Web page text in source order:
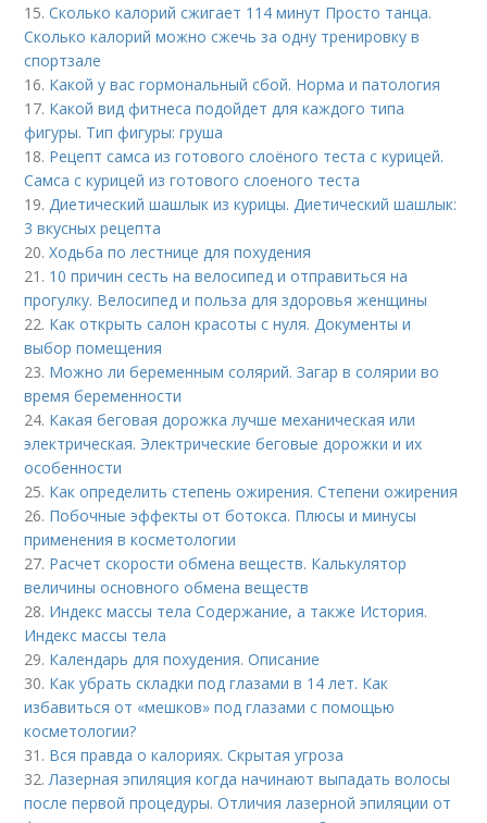
15.Сколько калорий сжигает 114 минут Просто танца.
Сколько калорий можно сжечь за одну тренировку в
спортзале
16. Какой у вас гормональный сбой. Норма и патология
17. Какой вид фитнеса подойдет для каждого типа
фигуры. Тип фигуры: груша
18. Рецепт самса из готового слоёного теста с курицей.
Самса с курицей из готового слоеного теста
19.Диетический шашлык из курицы. Диетический шашлык:
3 вкусных рецепта
20.Ходьба по лестнице для похудения
21. 10 причин сесть на велосипед и отправиться на
прогулку. Велосипед и польза для здоровья женщины
22. Как открыть салон красоты с нуля. Документы и
выбор помещения
23. Можно ли беременным солярий. Загар в солярии во
время беременности
24. Какая беговая дорожка лучше механическая или
электрическая. Электрические беговые дорожки и их
особенности
25. Как определить степень ожирения. Степени ожирения
26. Побочные эффекты от ботокса. Плюсы и минусы
применения в косметологии
27. Расчет скорости обмена веществ. Калькулятор
величины основного обмена веществ
28. Индекс массы тела Содержание, а также История.
Индекс массы тела
29. Календарь для похудения. Описание
30. Как убрать складки под глазами в 14 лет. Как
избавиться от «мешков» под глазами с помощью
косметологии?
31. Вся правда о калориях. Скрытая угроза
32.Лазерная эпиляция когда начинают выпадать волосы
после первой процедуры. Отличия лазерной эпиляции от